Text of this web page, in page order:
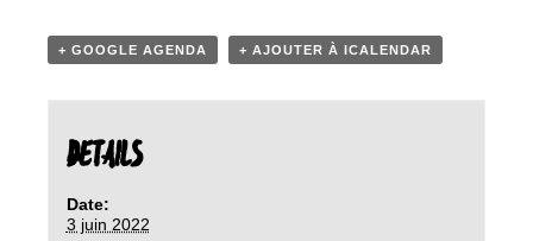
+ GOOGLE AGENDA + AJOUTER À ICALENDAR
DETAILS
Date:
3 juin 2022